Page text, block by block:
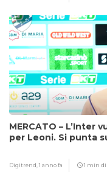
MERCATO – L’Inter
per Leoni. Si punta
Digitrend,1 anno fa 1 min